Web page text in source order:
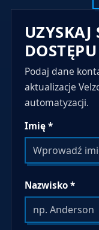
UZYSKAJ
DOSTĘPU
Podaj dane
aktualizacje
automatyzacji.
Imię *
Nazwisko *